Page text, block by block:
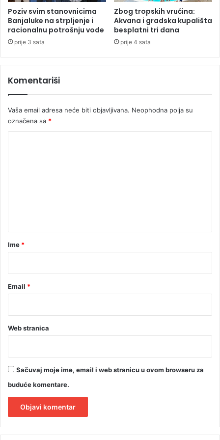
i
m
a
ž
t
v
Poziv svim stanovnicima
Banjaluke na strpljenje i
racionalnu potrošnju vode
prije 3 sata
Zbog tropskih vrućina:
Akvana i gradska kupališta
besplatni tri dana
prije 4 sata
Komentariši
Vaša email adresa neće biti objavljivana. Neophodna polja su
označena sa *
rIme *
Email *
Web stranica
Sačuvaj moje ime, email i web stranicu u ovom browseru za
buduće komentare.